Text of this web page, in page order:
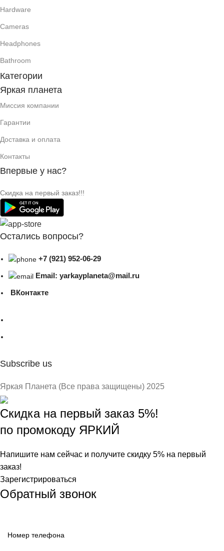
Hardware
Cameras
Headphones
Bathroom
Категории
Яркая планета
Миссия компании
Гарантии
Доставка и оплата
Контакты
Впервые у нас?
Скидка на первый заказ!!!
Остались вопросы?
+7 (921) 952-06-29
Email: yarkayplaneta@mail.ru
ВКонтакте
Subscribe us
Яркая Планета (Все права защищены) 2025
Скидка на первый заказ 5%!
по промокоду ЯРКИЙ
Напишите нам сейчас и получите скидку 5% на первый
заказ!
Зарегистрироваться
Обратный звонок